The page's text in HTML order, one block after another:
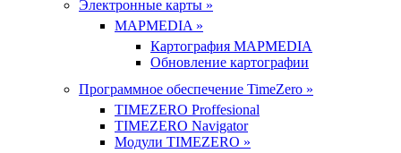
Электронные карты »
MAPMEDIA »
Картография MAPMEDIA
Обновление картографии
Программное обеспечение TimeZero »
TIMEZERO Proffesional
TIMEZERO Navigator
Модули TIMEZERO »